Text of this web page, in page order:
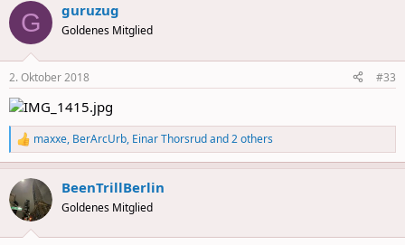
G guruzug
Goldenes Mitglied
2. Oktober 2018 #33
R
e
a
c
t
i
maxxe, BerArcUrb, Einar Thorsrudand 2 others
BeenTrillBerlin
Goldenes Mitglied